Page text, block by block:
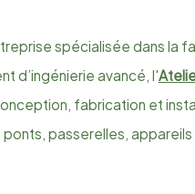
spécialisée dans la
d’ingénierie avancé, l'
fabrication et
passerelles,